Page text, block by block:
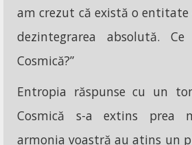
am crezut că există o entitate
dezintegrarea absolută.
Cosmică?”
Entropia răspunse cu un
Cosmică s-a extins prea
armonia voastră au atins un